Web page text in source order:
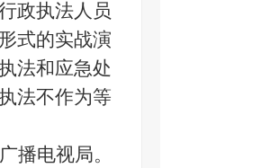
政执法人员
式的实战演
法和应急处
法不作为等
播电视局。